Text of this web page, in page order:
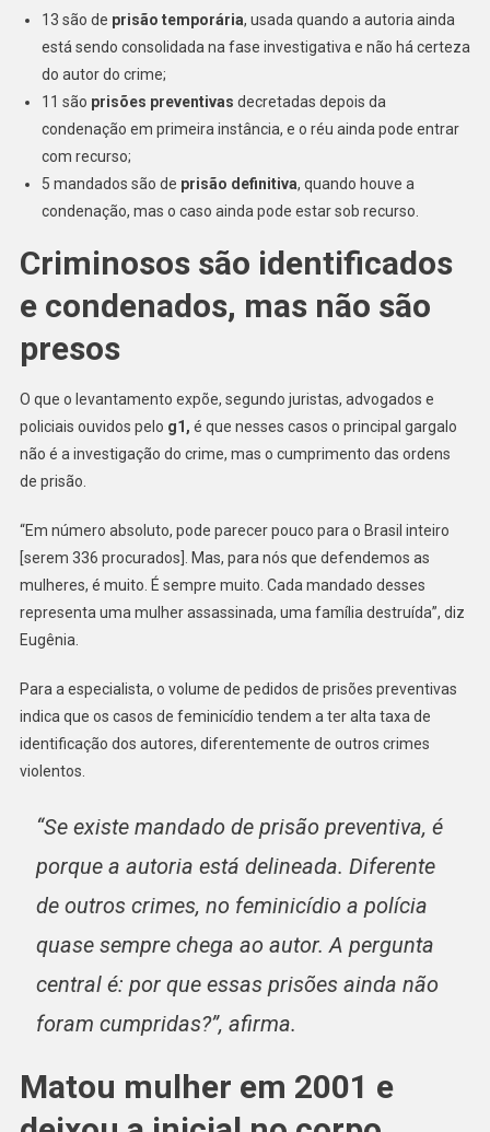
13 são de prisão temporária, usada quando a autoria ainda
está sendo consolidada na fase investigativa e não há certeza
do autor do crime;
11 são prisões preventivas decretadas depois da
condenação em primeira instância, e o réu ainda pode entrar
com recurso;
5 mandados são de prisão definitiva, quando houve a
condenação, mas o caso ainda pode estar sob recurso.
Criminosos são identificados
e condenados, mas não são
presos
O que o levantamento expõe, segundo juristas, advogados e
policiais ouvidos pelo g1, é que nesses casos o principal gargalo
não é a investigação do crime, mas o cumprimento das ordens
de prisão.
“Em número absoluto, pode parecer pouco para o Brasil inteiro
[serem 336 procurados]. Mas, para nós que defendemos as
mulheres, é muito. É sempre muito. Cada mandado desses
representa uma mulher assassinada, uma família destruída”, diz
Eugênia.
Para a especialista, o volume de pedidos de prisões preventivas
indica que os casos de feminicídio tendem a ter alta taxa de
identificação dos autores, diferentemente de outros crimes
violentos.
“Se existe mandado de prisão preventiva, é
porque a autoria está delineada. Diferente
de outros crimes, no feminicídio a polícia
quase sempre chega ao autor. A pergunta
central é: por que essas prisões ainda não
foram cumpridas?”, afirma.
Matou mulher em 2001 e